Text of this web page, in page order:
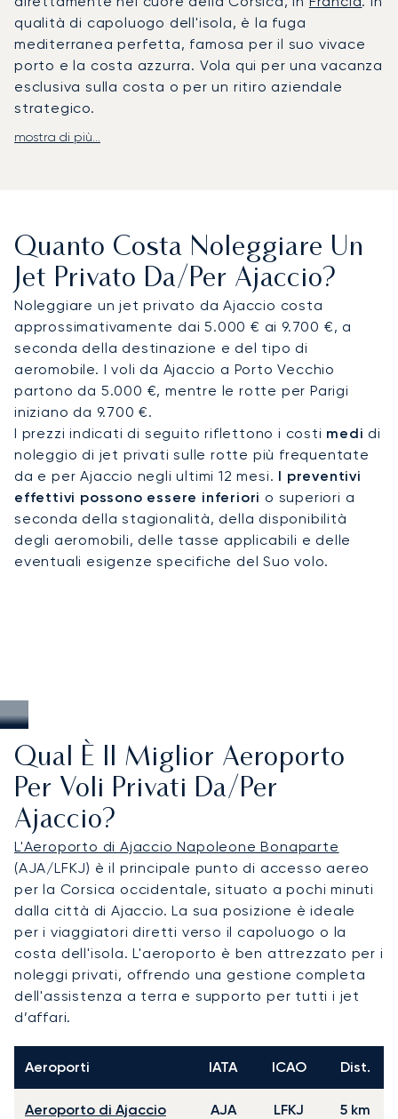
qualità di capoluogo dell'isola, è la fuga
mediterranea perfetta, famosa per il suo vivace
porto e la costa azzurra. Vola qui per una vacanza
esclusiva sulla costa o per un ritiro aziendale
strategico.
Il tuo noleggio è organizzato interamente in base
assicurarti di arrivare riposato e pronto. Il nostro
team si occupa di ogni dettaglio, incluso un
trasferimento impeccabile verso il tuo yacht in
attesa al porto Tino Rossi.
Il nostro servizio si distingue per un rigoroso
processo di due diligence, durante il quale
verifichiamo ogni operatore con almeno due
revisori indipendenti della sicurezza. Questo
approccio meticoloso è la tua garanzia della
riservatezza necessaria per viaggiare verso
destinazioni esclusive, assicurando che il tuo
arrivo ad Ajaccio sia gestito con la massima cura
e professionalità.
mostra di più...
Quanto Costa Noleggiare Un
Jet Privato Da/per Ajaccio?
Noleggiare un jet privato da Ajaccio costa
approssimativamente dai 5.000 € ai 9.700 €, a
seconda della destinazione e del tipo di
aeromobile. I voli da Ajaccio a Porto Vecchio
partono da 5.000 €, mentre le rotte per Parigi
iniziano da 9.700 €.
I prezzi indicati di seguito riflettono i costi medi di
noleggio di jet privati sulle rotte più frequentate
da e per Ajaccio negli ultimi 12 mesi. I preventivi
effettivi possono essere inferiori o superiori a
seconda della stagionalità, della disponibilità
degli aeromobili, delle tasse applicabili e delle
eventuali esigenze specifiche del Suo volo.
Qual È Il Miglior Aeroporto
Per Voli Privati Da/per
Ajaccio?
L'Aeroporto di Ajaccio Napoleone Bonaparte
(AJA/LFKJ) è il principale punto di accesso aereo
per la Corsica occidentale, situato a pochi minuti
dalla città di Ajaccio. La sua posizione è ideale
per i viaggiatori diretti verso il capoluogo o la
costa dell'isola. L'aeroporto è ben attrezzato per i
noleggi privati, offrendo una gestione completa
dell'assistenza a terra e supporto per tutti i jet
d’affari.
Aeroporti IATA ICAO Dist.
Aeroporto di Ajaccio
AJA LFKJ 5 km